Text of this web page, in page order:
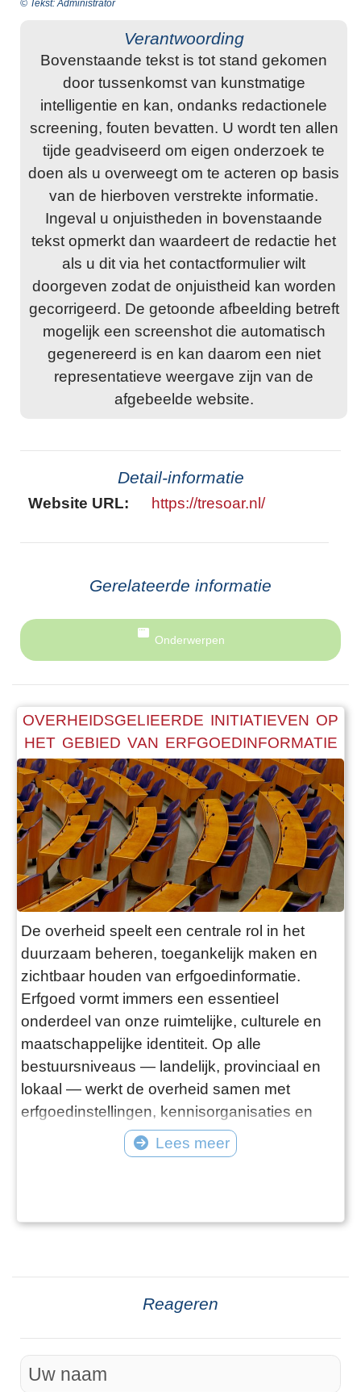
© Tekst: Administrator
Verantwoording
Bovenstaande tekst is tot stand gekomen
door tussenkomst van kunstmatige
intelligentie en kan, ondanks redactionele
screening, fouten bevatten. U wordt ten allen
tijde geadviseerd om eigen onderzoek te
doen als u overweegt om te acteren op basis
van de hierboven verstrekte informatie.
Ingeval u onjuistheden in bovenstaande
tekst opmerkt dan waardeert de redactie het
als u dit via het contactformulier wilt
doorgeven zodat de onjuistheid kan worden
gecorrigeerd. De getoonde afbeelding betreft
mogelijk een screenshot die automatisch
gegenereerd is en kan daarom een niet
representatieve weergave zijn van de
afgebeelde website.
Detail-informatie
Website URL: https://tresoar.nl/
Gerelateerde informatie
Onderwerpen
OVERHEIDSGELIEERDE INITIATIEVEN OP
HET GEBIED VAN ERFGOEDINFORMATIE
De overheid speelt een centrale rol in het
duurzaam beheren, toegankelijk maken en
zichtbaar houden van erfgoedinformatie.
Erfgoed vormt immers een essentieel
onderdeel van onze ruimtelijke, culturele en
maatschappelijke identiteit. Op alle
bestuursniveaus — landelijk, provinciaal en
lokaal — werkt de overheid samen met
erfgoedinstellingen, kennisorganisaties en
maatschappelijke partners aan de digitale
ontsluiting van cultureel erfgoed. Deze pagina
belichten de inzet van: Landelijke organisatie
Lees meer
Reageren